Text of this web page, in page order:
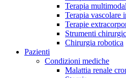
Campione stomia o cateteri
Richiedi gratuitamente un
Trova la tua opportunità di
Scopri le opportunità di
Terapia
Terapia vascolare
Terapie
Strumenti
Chirurgia robotica
Pazienti
Condizioni mediche
Malattia renale